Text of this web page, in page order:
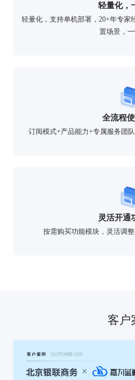
轻量化，
轻量化，支持单机部署，20+年专家
置场景，一
全流程
订阅模式+产品能力+专属服务团
灵活开通
按需购买功能模块，灵活调
客户